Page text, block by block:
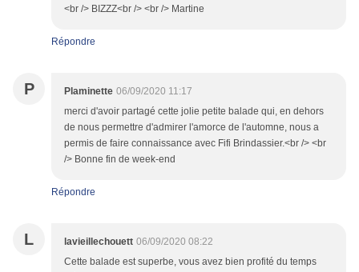
<br /> BIZZZ<br /> <br /> Martine
Répondre
P Plaminette 06/09/2020 11:17
merci d'avoir partagé cette jolie petite balade qui, en dehors
de nous permettre d'admirer l'amorce de l'automne, nous a
permis de faire connaissance avec Fifi Brindassier.<br /> <br
/> Bonne fin de week-end
Répondre
L lavieillechouett 06/09/2020 08:22
Cette balade est superbe, vous avez bien profité du temps